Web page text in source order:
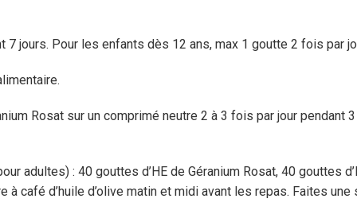
jours. Pour les enfants dès 12 ans, max 1 goutte 2 fois par
Rosat sur un comprimé neutre 2 à 3 fois par jour pendant
adultes) : 40 gouttes d’HE de Géranium Rosat, 40 gouttes
café d’huile d’olive matin et midi avant les repas. Faites